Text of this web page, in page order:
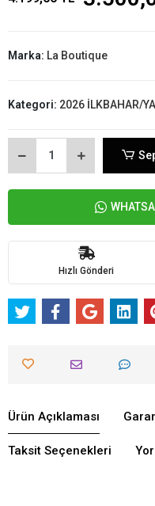
Marka: La Boutique
Kategori: 2026 İLKBAHAR/
Hızlı Gönderi
Ürün Açıklaması
Taksit Seçenekleri